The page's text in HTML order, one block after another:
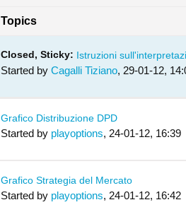
Topics
Closed, Sticky: Istruzioni
Started by Cagalli Tiziano, 29-01-12,
Grafico Distribuzione DPD
Started by playoptions, 24-01-12, 16:39
Grafico Strategia del Mercato
Started by playoptions, 24-01-12, 16:42